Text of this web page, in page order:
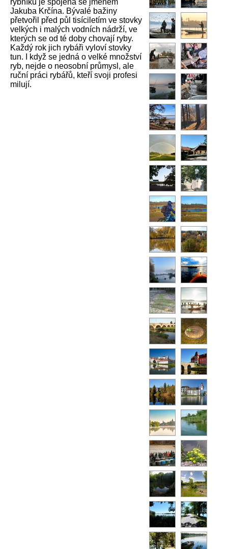
Jakuba Krčína. Bývalé bažiny
přetvořil před půl tisíciletím ve stovky
velkých i malých vodních nádrží, ve
kterých se od té doby chovají ryby.
Každý rok jich rybáři vyloví stovky
tun. I když se jedná o velké množství
ryb, nejde o neosobní průmysl, ale
ruční práci rybářů, kteří svoji profesi
milují.